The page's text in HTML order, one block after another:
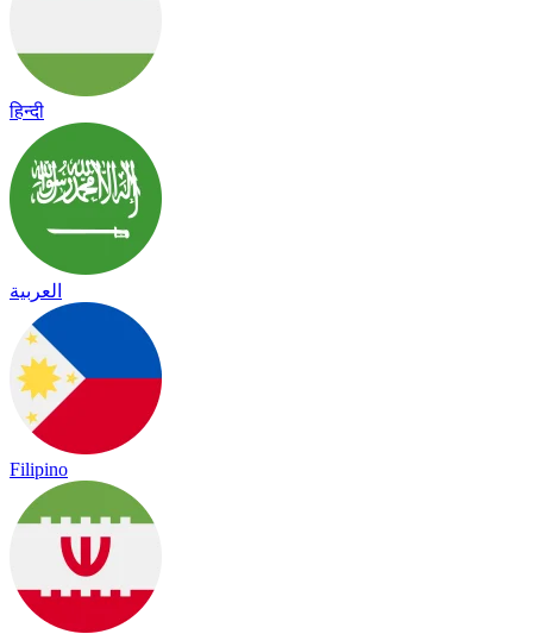
हिन्दी
العربية
Filipino